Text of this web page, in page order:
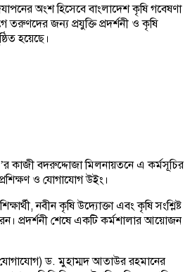
অংশ হিসেবে বাংলাদেশ কৃষি গবেষণা
তরুণদের জন্য প্রযুক্তি প্রদর্শনী ও কৃষি
হয়েছে।
কাজী বদরুদ্দোজা মিলনায়তনে এ কর্মসূচির
ও যোগাযোগ উইং।
নবীন কৃষি উদ্যোক্তা এবং কৃষি সংশ্লিষ্ট
প্রদর্শনী শেষে একটি কর্মশালার আয়োজন
যোগাযোগ) ড. মুহাম্মদ আতাউর রহমানের